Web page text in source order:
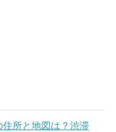
所と地図は？渋滞